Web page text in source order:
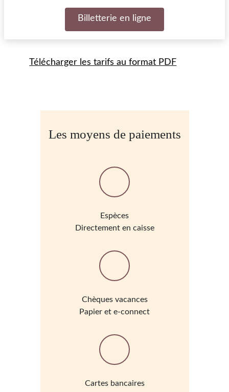
Billetterie en ligne
Télécharger les tarifs au format PDF
Les moyens de paiements
Espèces
Directement en caisse
Chèques vacances
Papier et e-connect
Cartes bancaires